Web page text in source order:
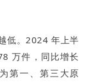
低。2024 年上半
万件，同比增长
第一、第三大原